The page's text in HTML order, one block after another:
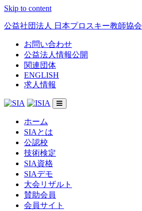
Skip to content
公益社団法人 日本プロスキー教師協会
お問い合わせ
公益法人情報公開
関連団体
ENGLISH
求人情報
ホーム
SIAとは
公認校
技術検定
SIA資格
SIAデモ
大会リザルト
賛助会員
会員サイト